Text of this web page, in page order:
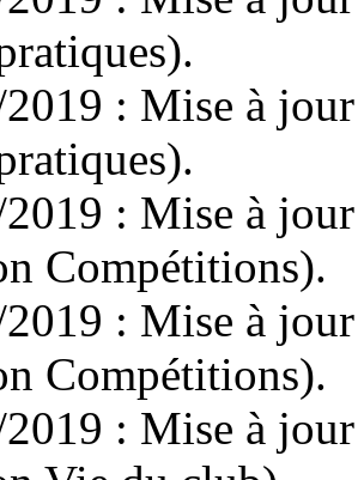
: Mise à
: Mise à
Compétitions).
: Mise à
Compétitions).
: Mise à